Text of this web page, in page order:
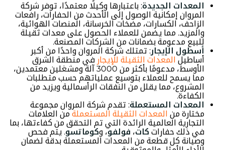
المعدات الجديدة: باعتبارها وكيلًا معتمدًا، توفر شركة
المروان إمكانية الوصول إلى الأحدث من الحفارات، رافعات
الزاحف، الكسارات، مضخات الخرسانة، المنصات الهوائية،
والمزيد. مما يضمن للعملاء الحصول على معدات ثقيلة
للبيع مدعومة بضمانات من الشركات المصنعة.
أسطول الإيجار: تمتلك شركة المروان واحدًا من أكبر
أساطيل المعدات الثقيلة للإيجار في منطقة الشرق
الأوسط، مدعومًا بأكثر من 3000 آلة ومشغلين معتمدين،
مما يسمح للعملاء بتوسيع عملياتهم حسب متطلبات
المشروع، مما يقلل من النفقات الرأسمالية ويزيد من
الكفاءة.
المعدات المستعملة: تقدم شركة المروان مجموعة
مختارة من المعدات الثقيلة المستعملة من العلامات
التجارية العالمية الرائدة التي تم التحقق من كفاءتها، بما
في ذلك حفارات كات، فولفو، وكوماتسو. يتم فحص
وصيانة كل قطعة من المعدات المستعملة بدقة لضمان